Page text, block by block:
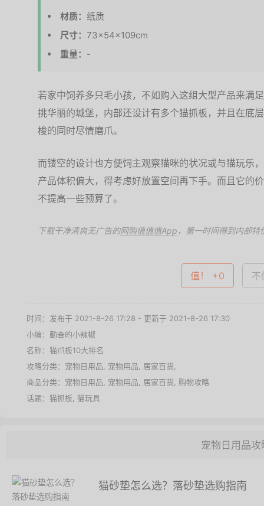
材质： 纸质
尺寸： 73×54×109cm
重量： -
若家中饲养多只毛小孩，不如购入这组大型产品来满
挑华丽的城堡，内部还设计有多个猫抓板，并且在底
梭的同时尽情磨爪。
而镂空的设计也方便饲主观察猫咪的状况或与猫玩乐
产品体积偏大，得考虑好放置空间再下手。而且它的
不提高一些预算了。
下载干净清爽无广告的网购值值值App ，第一时间得到内部特
值！ +0 不
时间：发布于 2021-8-26 17:28 - 更新于 2021-8-26 17:30
小编：勤奋的小辣椒
名称： 猫爪板10大排名
攻略分类： 宠物日用品 宠物用品 居家百货
商品分类： 宠物日用品 宠物用品 居家百货
购物攻略
话题： 猫抓板 猫玩具
宠物日用品攻
猫砂垫怎么选？落砂垫选购指南